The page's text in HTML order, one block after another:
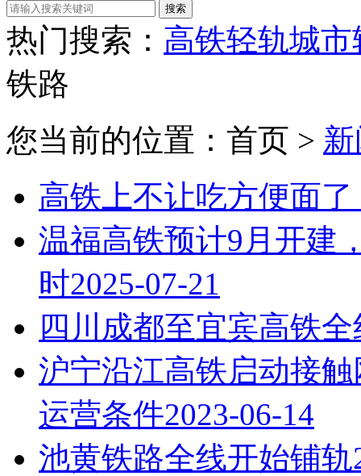
热门搜索： 高铁轻轨城市
铁路
您当前的位置：首页 >
高铁上不让吃方便面了
温福高铁预计9月开建
时2025-07-21
四川成都至宜宾高铁
沪宁沿江高铁启动接
运营条件2023-06-14
池黄铁路全线开始铺轨